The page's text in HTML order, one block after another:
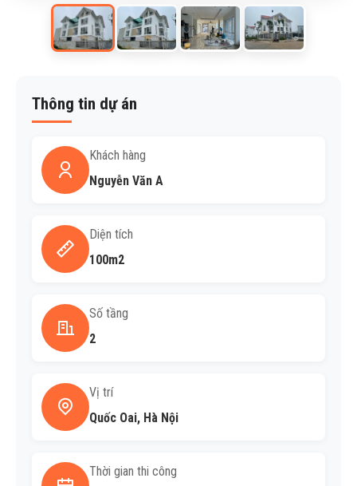
Thông tin dự án
Khách hàng
Nguyễn Văn A
Diện tích
100m2
Số tầng
2
Vị trí
Quốc Oai, Hà Nội
Thời gian thi công